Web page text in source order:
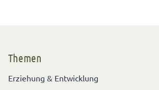
Themen
Erziehung & Entwicklung